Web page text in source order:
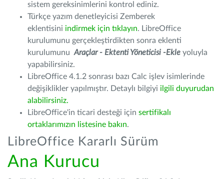
sistem gereksinimlerini kontrol ediniz.
Türkçe yazım denetleyicisi Zemberek
eklentisini indirmek için tıklayın. LibreOffice
kurulumunu gerçekleştirdikten sonra eklenti
kurulumunu Araçlar - Ektenti Yöneticisi -Ekle yoluyla
yapabilirsiniz.
LibreOffice 4.1.2 sonrası bazı Calc işlev isimlerinde
değişiklikler yapılmıştır. Detaylı bilgiyi ilgili duyurudan
alabilirsiniz.
LibreOffice'in ticari desteği için sertifikalı
ortaklarımızın listesine bakın.
LibreOffice Kararlı Sürüm
Ana Kurucu